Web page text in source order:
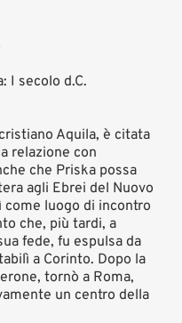
I secolo d.C.
Aquila, è citata
relazione con
che Priska possa
agli Ebrei del Nuovo
come luogo di incontro
che, più tardi, a
fede, fu espulsa da
a Corinto. Dopo la
tornò a Roma,
un centro della